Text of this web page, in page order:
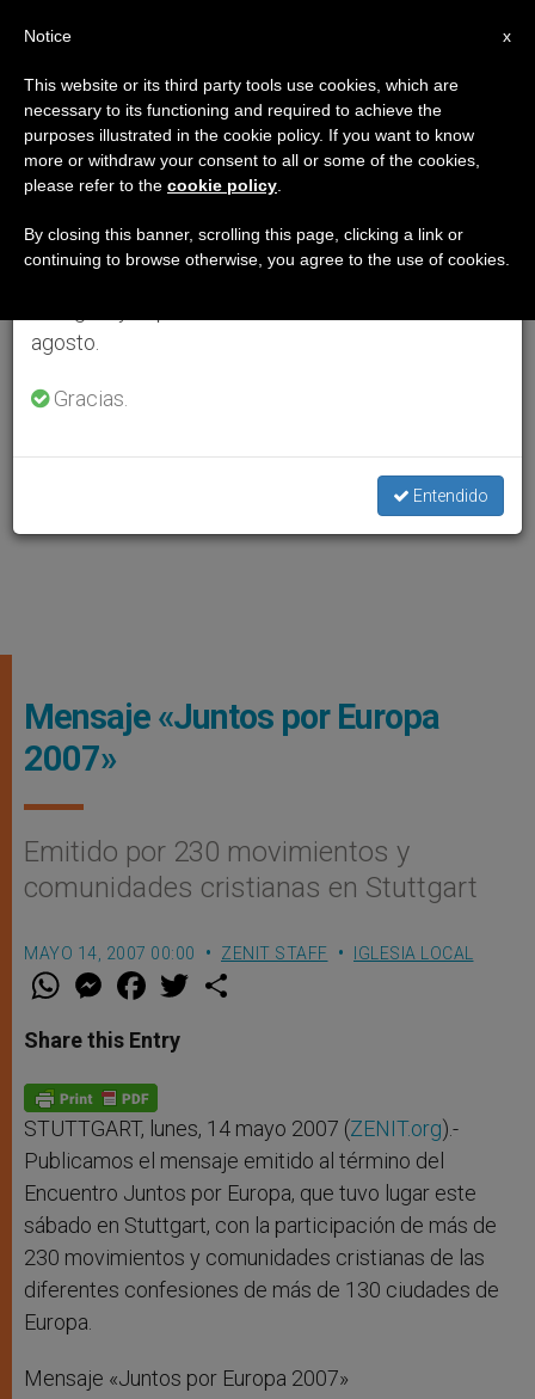
Mensaje «Juntos por Europa
2007»
Emitido por 230 movimientos y
comunidades cristianas en Stuttgart
MAYO 14, 2007 00:00 ZENIT STAFF IGLESIA LOCAL
W
t
s
p
p
M
e
s
e
g
e
r
F
a
e
b
o
k
w
Share this Entry
STUTTGART, lunes, 14 mayo 2007 (ZENIT.org).-
Publicamos el mensaje emitido al término del
Encuentro Juntos por Europa, que tuvo lugar este
sábado en Stuttgart, con la participación de más de
230 movimientos y comunidades cristianas de las
diferentes confesiones de más de 130 ciudades de
Europa.
Mensaje «Juntos por Europa 2007»
×
Aviso importante
Del 27 de julio al 7 de agosto haremos la pausa
anual, aprovechando que en el periodo de verano
se generan menos informaciones y también el
agosto.
Gracias.
Entendido
x
Notice
This website or its third party tools use cookies, which are
necessary to its functioning and required to achieve the
purposes illustrated in the cookie policy. If you want to know
more or withdraw your consent to all or some of the cookies,
please refer to the cookie policy
By closing this banner, scrolling this page, clicking a link or
continuing to browse otherwise, you agree to the use of cookies.